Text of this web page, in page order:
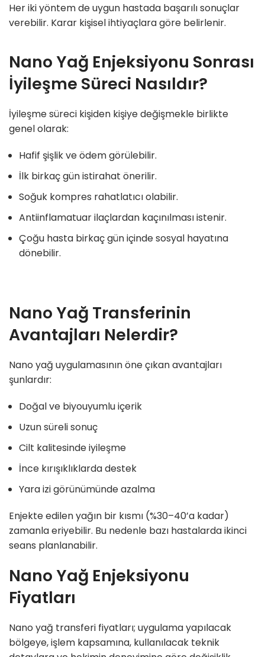
Her iki yöntem de uygun hastada başarılı sonuçlar
verebilir. Karar kişisel ihtiyaçlara göre belirlenir.
Nano Yağ Enjeksiyonu Sonrası
İyileşme Süreci Nasıldır?
İyileşme süreci kişiden kişiye değişmekle birlikte
genel olarak:
Hafif şişlik ve ödem görülebilir.
İlk birkaç gün istirahat önerilir.
Soğuk kompres rahatlatıcı olabilir.
Antiinflamatuar ilaçlardan kaçınılması istenir.
Çoğu hasta birkaç gün içinde sosyal hayatına
dönebilir.
Nano Yağ Transferinin
Avantajları Nelerdir?
Nano yağ uygulamasının öne çıkan avantajları
şunlardır:
Doğal ve biyouyumlu içerik
Uzun süreli sonuç
Cilt kalitesinde iyileşme
İnce kırışıklıklarda destek
Yara izi görünümünde azalma
Enjekte edilen yağın bir kısmı (%30–40’a kadar)
zamanla eriyebilir. Bu nedenle bazı hastalarda ikinci
seans planlanabilir.
Nano Yağ Enjeksiyonu
Fiyatları
Nano yağ transferi fiyatları; uygulama yapılacak
bölgeye, işlem kapsamına, kullanılacak teknik